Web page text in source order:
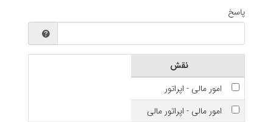
پاسخ
نقش
امور مالی - اپراتور
امور مالی - اپراتور مالی